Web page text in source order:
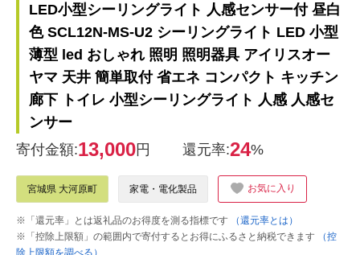
LED小型シーリングライト 人感センサー付 昼白
色 SCL12N-MS-U2 シーリングライト LED 小型
薄型 led おしゃれ 照明 照明器具 アイリスオー
ヤマ 天井 簡単取付 省エネ コンパクト キッチン
廊下 トイレ 小型シーリングライト 人感 人感セ
ンサー
寄付金額:13,000円 還元率:24%
宮城県 大河原町 家電・電化製品 お気に入り
※「還元率」とは返礼品のお得度を測る指標です
（還元率とは）
※「控除上限額」の範囲内で寄付するとお得にふるさと納税できます
（控
除上限額を調べる）